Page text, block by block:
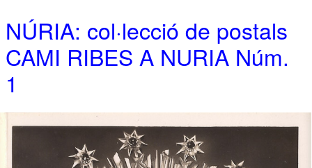
NÚRIA: col·lecció de postals
CAMI RIBES A NURIA Núm.
1